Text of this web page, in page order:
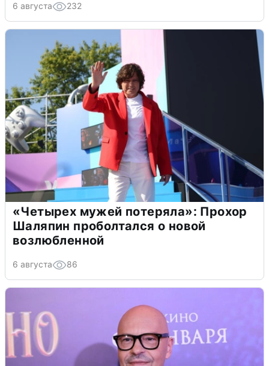
6 августа 232
«Четырех мужей потеряла»: Прохор
Шаляпин проболтался о новой
возлюбленной
6 августа 86